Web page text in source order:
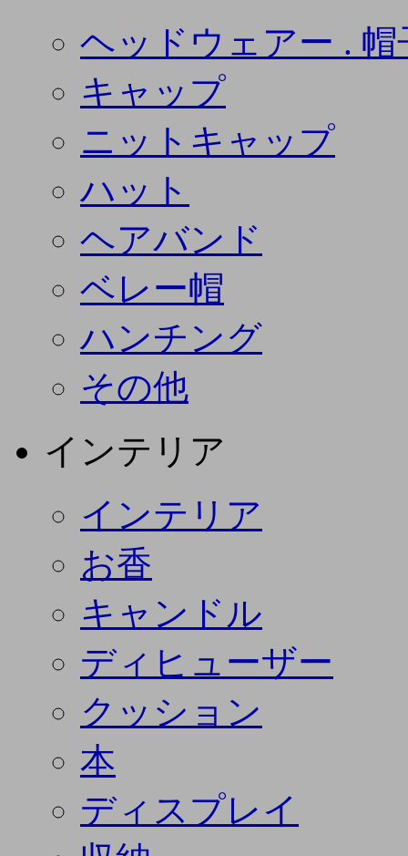
ヘッドウェアー . 帽
キャップ
ニットキャップ
ハット
ヘアバンド
ベレー帽
ハンチング
その他
インテリア
インテリア
お香
キャンドル
ディヒューザー
クッション
本
ディスプレイ